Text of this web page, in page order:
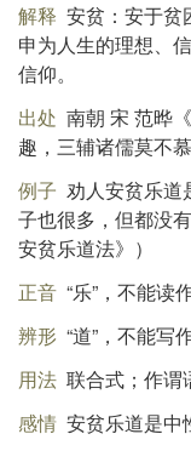
解释 安贫：安于贫
申为人生的理想、
信仰。
出处 南朝 宋 范晔
趣，三辅诸儒莫不
例子 劝人安贫乐道
子也很多，但都没
安贫乐道法》）
正音 “乐”，不能读作
辨形 “道”，不能写作
用法 联合式；作谓
感情 安贫乐道是中